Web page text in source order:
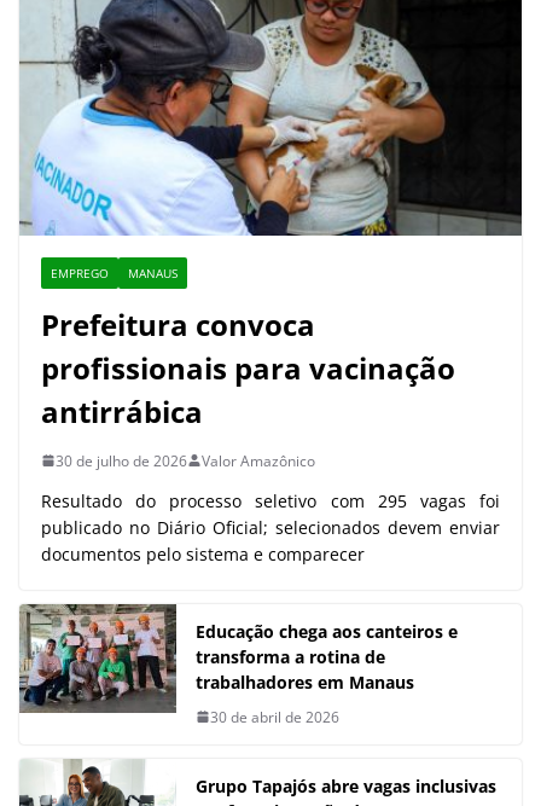
EMPREGO MANAUS
Prefeitura convoca
profissionais para vacinação
antirrábica
30 de julho de 2026 Valor Amazônico
Resultado do processo seletivo com 295 vagas foi
publicado no Diário Oficial; selecionados devem enviar
documentos pelo sistema e comparecer
Educação chega aos canteiros e
transforma a rotina de
trabalhadores em Manaus
30 de abril de 2026
Grupo Tapajós abre vagas inclusivas